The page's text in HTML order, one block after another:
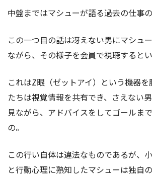
中盤まではマシューが語る過去の仕事の
この一つ目の話は冴えない男にマシュ
ながら、その様子を会員で視聴するとい
これはZ眼（ゼットアイ）という機器
たちは視覚情報を共有でき、さえない
見ながら、アドバイスをしてゴールま
の。
この行い自体は違法なものであるが、
と行動心理に熟知したマシューは独自